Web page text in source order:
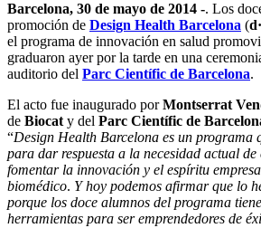
Barcelona, 30 de mayo de 2014 -. Los
promoción de Design Health Barcelona (
el programa de innovación en salud
graduaron ayer por la tarde en una
auditorio del Parc Científic de Barcelona.
El acto fue inaugurado porMontserrat
de Biocaty del Parc Científic de
“Design Health Barcelona es un programa
para dar respuesta a la necesidad actual de
fomentar la innovación y el espíritu
biomédico. Y hoy podemos afirmar que lo
porque los doce alumnos del programa
herramientas para ser emprendedores de